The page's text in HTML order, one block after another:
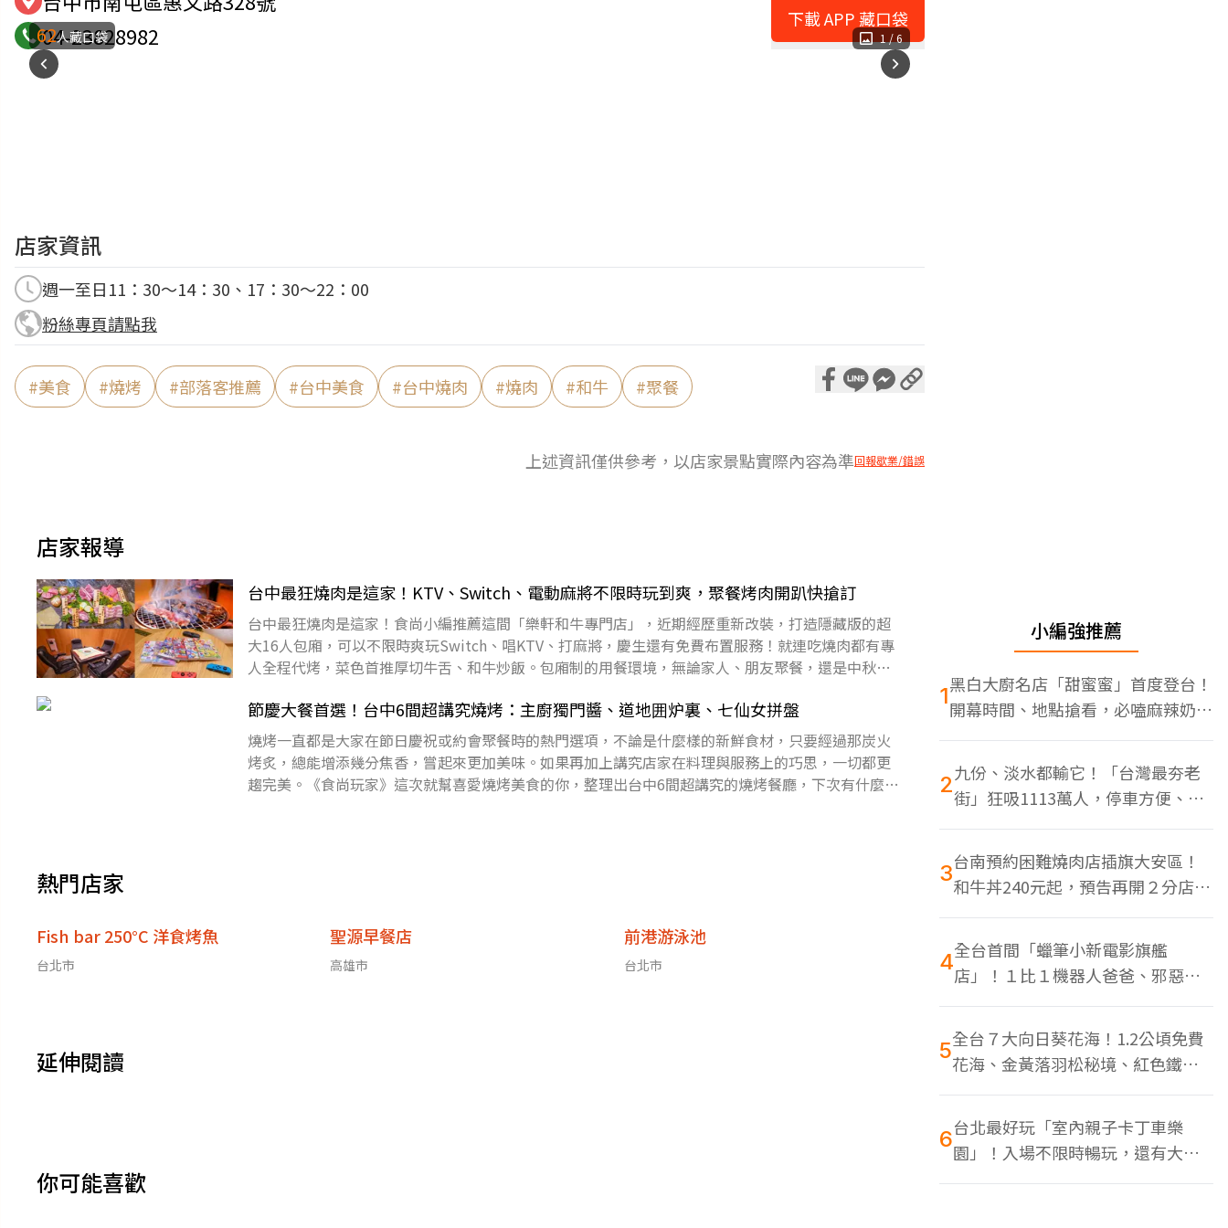
1 /6
62人藏口袋
04-23828982
店家資訊
週一至日11：30～14：30、17：30～22：00
粉絲專頁請點我
#美食 #燒烤 #部落客推薦 #台中美食 #台中燒肉 #燒肉 #和牛 #聚餐
下載 APP 藏口袋
上述資訊僅供參考，以店家景點實際內容為準回報歇業/錯誤
店家報導
台中最狂燒肉是這家！KTV、Switch、電動麻將不限時玩到爽，聚餐烤肉開趴快搶訂
台中最狂燒肉是這家！食尚小編推薦這間「樂軒和牛專門店」，近期經歷重新改裝，打造隱藏版的超
大16人包廂，可以不限時爽玩Switch、唱KTV、打麻將，慶生還有免費布置服務！就連吃燒肉都有專
人全程代烤，菜色首推厚切牛舌、和牛炒飯。包廂制的用餐環境，無論家人、朋友聚餐，還是中秋烤
節慶大餐首選！台中6間超講究燒烤：主廚獨門醬、道地囲炉裏、七仙女拼盤
燒烤一直都是大家在節日慶祝或約會聚餐時的熱門選項，不論是什麼樣的新鮮食材，只要經過那炭火
烤炙，總能增添幾分焦香，嘗起來更加美味。如果再加上講究店家在料理與服務上的巧思，一切都更
趨完美。《食尚玩家》這次就幫喜愛燒烤美食的你，整理出台中6間超講究的燒烤餐廳，下次有什麼值
熱門店家
Fish bar 250°C 洋食烤魚
台北市
聖源早餐店
高雄市
前港游泳池
台北市
延伸閱讀
你可能喜歡
小編強推薦
1黑白大廚名店「甜蜜蜜」首度登台！
開幕時間、地點搶看，必嗑麻辣奶油
蝦
2九份、淡水都輸它！「台灣最夯老
街」狂吸1113萬人，停車方便、特
色美食多
3台南預約困難燒肉店插旗大安區！
和牛丼240元起，預告再開２分店、
地點曝光
4全台首間「蠟筆小新電影旗艦
店」！１比１機器人爸爸、邪惡正
男，百款周邊買翻
5全台７大向日葵花海！1.2公頃免費
花海、金黃落羽松秘境、紅色鐵橋
同框
6台北最好玩「室內親子卡丁車樂
園」！入場不限時暢玩，還有大螢
幕Switch遊戲區